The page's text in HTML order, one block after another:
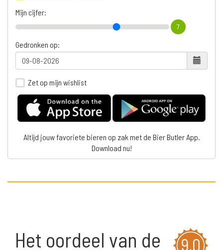
Mijn cijfer:
7
Gedronken op:
Zet op mijn wishlist
Altijd jouw favoriete bieren op zak met de Bier Butler App.
Download nu!
9,0
Het oordeel van de